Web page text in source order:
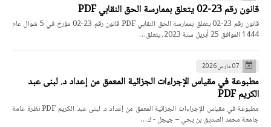
قانون رقم 23-02 يتعلق بممارسة الحق النقابي PDF
قانون رقم 23-02 يتعلق بممارسة الحق النقابي PDF قانون رقم 23-02 مؤرخ في 5 شوال عام
1444 الموافق 25 أبريل سنة 2023، يتعلق…
07 مارس 2026
مطبوعة في مقياس الإجراءات الجزائية المعمق من إعداد د. لبنى عبد
الكريم PDF
مطبوعة في مقياس الإجراءات الجزائية المعمق من إعداد د. لبنى عبد الكريم PDF نظرة عامة
جامعة محمد الصديق بن يحي – جيجل - ك…